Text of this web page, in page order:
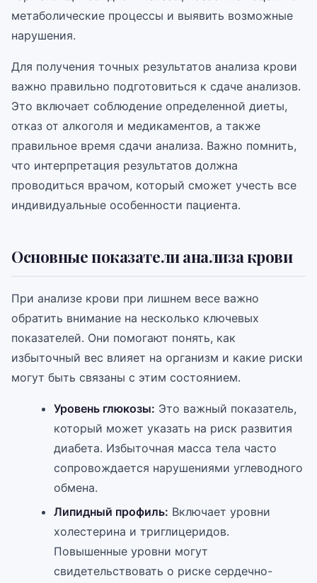
метаболические процессы и выявить возможные
нарушения.
Для получения точных результатов анализа крови
важно правильно подготовиться к сдаче анализов.
Это включает соблюдение определенной диеты,
отказ от алкоголя и медикаментов, а также
правильное время сдачи анализа. Важно помнить,
что интерпретация результатов должна
проводиться врачом, который сможет учесть все
индивидуальные особенности пациента.
Основные показатели анализа крови
При анализе крови при лишнем весе важно
обратить внимание на несколько ключевых
показателей. Они помогают понять, как
избыточный вес влияет на организм и какие риски
могут быть связаны с этим состоянием.
Уровень глюкозы: Это важный показатель,
который может указать на риск развития
диабета. Избыточная масса тела часто
сопровождается нарушениями углеводного
обмена.
Липидный профиль: Включает уровни
холестерина и триглицеридов.
Повышенные уровни могут
свидетельствовать о риске сердечно-